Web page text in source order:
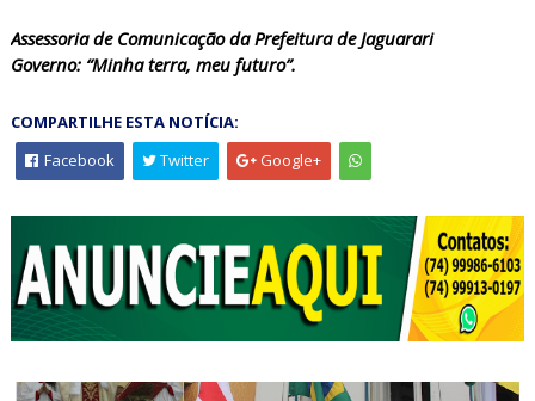
Assessoria de Comunicação da Prefeitura de Jaguarari
Governo: “Minha terra, meu futuro”.
COMPARTILHE ESTA NOTÍCIA:
Facebook
Twitter Google+